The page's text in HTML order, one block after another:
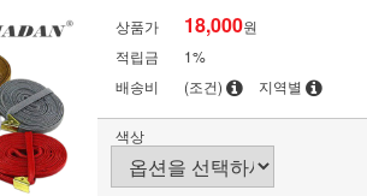
상품가 18,000원
적립금
1%
배송비
(조건) 지역별
색상